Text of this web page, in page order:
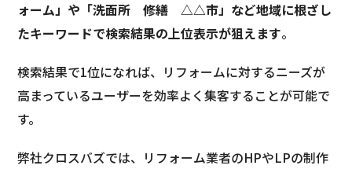
ォーム」や「洗面所 修繕 △△市」など地域に根ざし
たキーワードで検索結果の上位表示が狙えます。
検索結果で1位になれば、リフォームに対するニーズが
高まっているユーザーを効率よく集客することが可能で
す。
弊社クロスバズでは、リフォーム業者のHPやLPの制作